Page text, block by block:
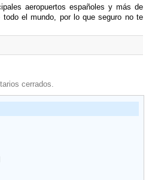
aeropuertos españoles y más de
el mundo, por lo que seguro no te
cerrados.